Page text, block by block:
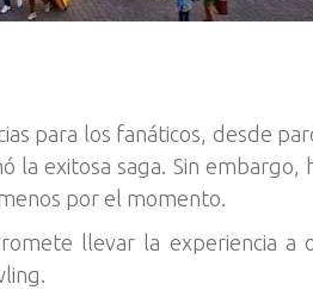
para los fanáticos, desde
exitosa saga. Sin embargo,
por el momento.
llevar la experiencia